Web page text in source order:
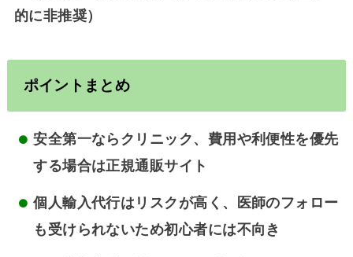
的に非推奨）
ポイントまとめ
安全第一ならクリニック 、費用や利便性を優先
する場合は正規通販サイト
個人輸入代行はリスクが高く、医師のフォロー
も受けられないため初心者には不向き